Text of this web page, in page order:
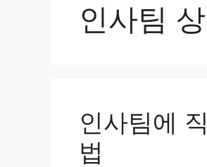
인사팀
인사팀에
법